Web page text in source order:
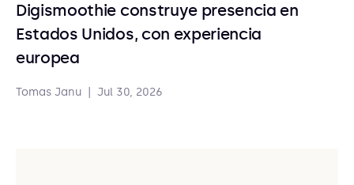
Digismoothie construye presencia en
Estados Unidos, con experiencia
europea
Tomas Janu Jul 30, 2026